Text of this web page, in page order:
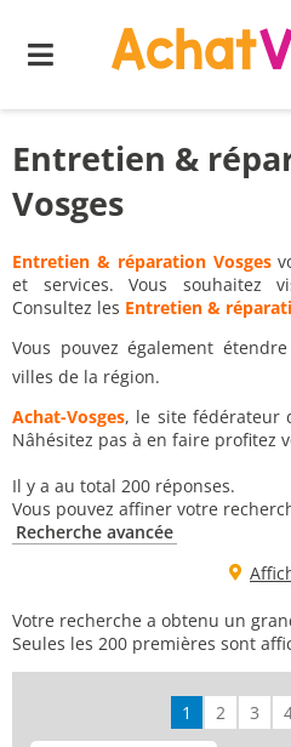
Menu
Entretien &
Vosges
Entretien & réparation Vosges
et services. Vous souhaitez
Consultez les Entretien &
Vous pouvez également étendre
villes de la région.
Achat-Vosges, le site fédérateur
Nâhésitez pas à en faire profitez
Il y a au total 200 réponses.
Vous pouvez affiner votre
Recherche avancée
Votre recherche a obtenu un
Seules les 200 premières sont
1 2 3